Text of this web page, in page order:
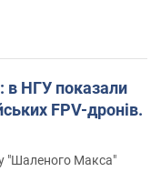
в НГУ показали
FPV-дронів.
"Шаленого Макса"